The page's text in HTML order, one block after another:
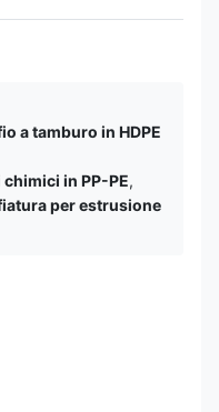
a tamburo in HDPE
in PP-PE,
per estrusione